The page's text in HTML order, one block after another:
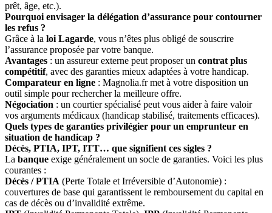
prêt, âge, etc.).
Pourquoi envisager la délégation d’assurance pour contourner
les refus ?
Grâce à la loi Lagarde, vous n’êtes plus obligé de souscrire
l’assurance proposée par votre banque.
Avantages : un assureur externe peut proposer un contrat plus
compétitif, avec des garanties mieux adaptées à votre handicap.
Comparateur en ligne : Magnolia.fr met à votre disposition un
outil simple pour rechercher la meilleure offre.
Négociation : un courtier spécialisé peut vous aider à faire valoir
vos arguments médicaux (handicap stabilisé, traitements efficaces).
Quels types de garanties privilégier pour un emprunteur en
situation de handicap ?
Décès, PTIA, IPT, ITT… que signifient ces sigles ?
La banque exige généralement un socle de garanties. Voici les plus
courantes :
Décès / PTIA (Perte Totale et Irréversible d’Autonomie) :
couvertures de base qui garantissent le remboursement du capital en
cas de décès ou d’invalidité extrême.